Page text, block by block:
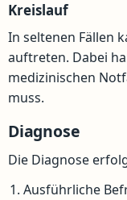
Kreislauf
In seltenen Fällen
auftreten. Dabei
medizinischen
muss.
Diagnose
Die Diagnose
Ausführliche